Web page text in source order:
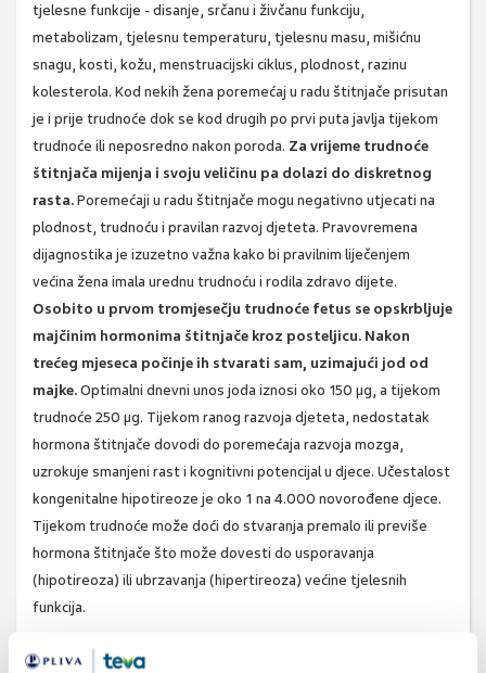
tjelesne funkcije - disanje, srčanu i živčanu funkciju,
metabolizam, tjelesnu temperaturu, tjelesnu masu, mišićnu
snagu, kosti, kožu, menstruacijski ciklus, plodnost, razinu
kolesterola. Kod nekih žena poremećaj u radu štitnjače prisutan
je i prije trudnoće dok se kod drugih po prvi puta javlja tijekom
trudnoće ili neposredno nakon poroda. Za vrijeme trudnoće
štitnjača mijenja i svoju veličinu pa dolazi do diskretnog
rasta.Poremećaji u radu štitnjače mogu negativno utjecati na
plodnost, trudnoću i pravilan razvoj djeteta. Pravovremena
dijagnostika je izuzetno važna kako bi pravilnim liječenjem
većina žena imala urednu trudnoću i rodila zdravo dijete.
Osobito u prvom tromjesečju trudnoće fetus se opskrbljuje
majčinim hormonima štitnjače kroz posteljicu. Nakon
trećeg mjeseca počinje ih stvarati sam, uzimajući jod od
majke.Optimalni dnevni unos joda iznosi oko 150 µg, a tijekom
trudnoće 250 µg. Tijekom ranog razvoja djeteta, nedostatak
hormona štitnjače dovodi do poremećaja razvoja mozga,
uzrokuje smanjeni rast i kognitivni potencijal u djece. Učestalost
kongenitalne hipotireoze je oko 1 na 4.000 novorođene djece.
Tijekom trudnoće može doći do stvaranja premalo ili previše
hormona štitnjače što može dovesti do usporavanja
(hipotireoza) ili ubrzavanja (hipertireoza) većine tjelesnih
funkcija.
Hipertireoza u trudnoći nastaje najčešće u sklopu